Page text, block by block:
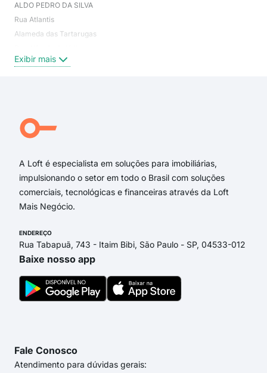
ALDO PEDRO DA SILVA
Rua Atlantis
Alameda das Tartarugas
Rua Jacinta Furtado de Oliveira
Rua da Sudelpa
Alameda das Estrelas
Exibir mais
A Loft é especialista em soluções para imobiliárias,
impulsionando o setor em todo o Brasil com soluções
comerciais, tecnológicas e financeiras através da Loft
Mais Negócio.
ENDEREÇO
Rua Tabapuã, 743 - Itaim Bibi, São Paulo - SP, 04533-012
Baixe nosso app
Fale Conosco
Atendimento para dúvidas gerais: